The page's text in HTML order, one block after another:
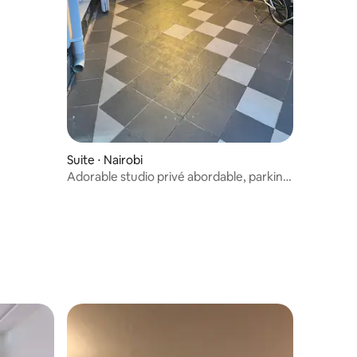
: 4,4 sur 5
Suite ⋅ Nairobi
Adorable studio privé abordable, parking